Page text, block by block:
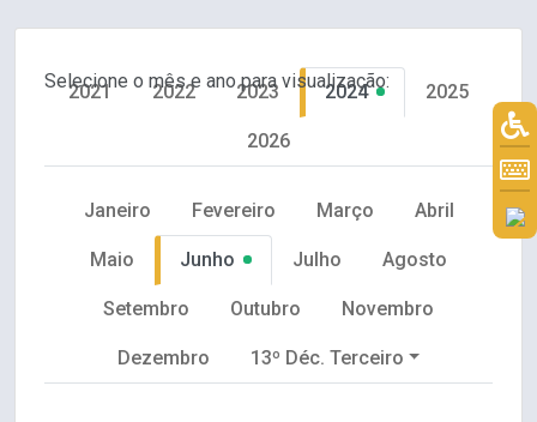
Selecione o mês e ano para visualização:
2021 2022 2023 2024 2025
2026
Janeiro Fevereiro Março Abril
Maio Junho Julho Agosto
Setembro Outubro Novembro
Dezembro 13º Déc. Terceiro